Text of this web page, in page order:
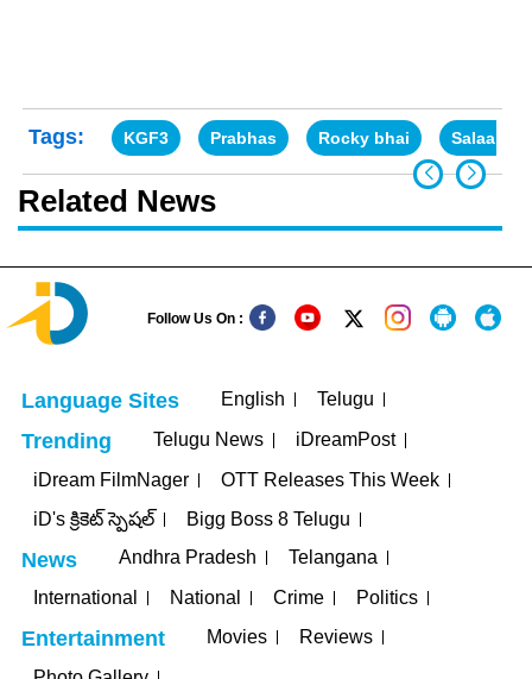
Tags: KGF3 Prabhas Rocky bhai Salaar
Related News
Follow Us On :
Language Sites English Telugu
Trending Telugu News
iDreamPost
iDream FilmNager
OTT Releases This Week
iD's క్రికెట్ స్పెషల్
Bigg Boss 8 Telugu
News Andhra Pradesh
Telangana
International
National Crime Politics
Entertainment Movies
Reviews